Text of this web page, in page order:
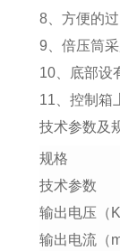
8、方便的
9、倍压筒
10、底部设
11、控制箱
技术参数及
规格
技术参数
输出电压（
输出电流（